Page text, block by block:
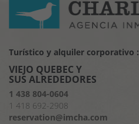
Turístico y alquiler corporativo :
VIEJO QUEBEC Y
SUS ALREDEDORES
1 438 804-0604
1 418 692-2908
reservation@imcha.com